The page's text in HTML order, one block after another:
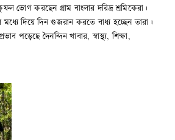
ভোগ করছেন গ্রাম বাংলার দরিদ্র শ্রমিকেরা।
দিয়ে দিন গুজরান করতে বাধ্য হচ্ছেন তারা।
পড়েছে দৈনন্দিন খাবার, স্বাস্থ্য, শিক্ষা,